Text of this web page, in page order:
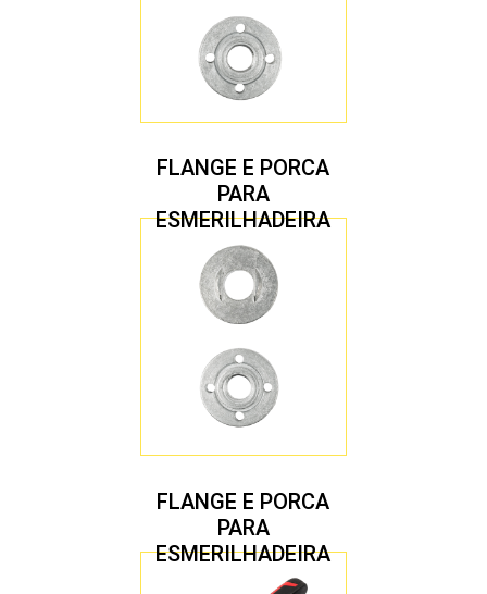
FLANGE E PORCA
PARA
ESMERILHADEIRA
4.1/2″ 22,23 MM
FLANGE E PORCA
PARA
ESMERILHADEIRA
4.1/2″ 20,00 MM